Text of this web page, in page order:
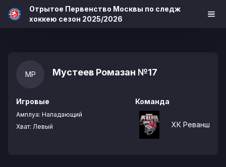
Отрытое Первенство Москвы по следж
хоккею сезон 2025/2026
МР Мустеев Ромазан №17
Игровые
Амплуа: Нападающий
Хват: Левый
Команда
ХК Реванш